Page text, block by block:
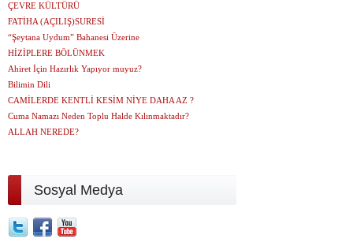
ÇEVRE KÜLTÜRÜ
FATİHA (AÇILIŞ)SURESİ
“Şeytana Uydum” Bahanesi Üzerine
HİZİPLERE BÖLÜNMEK
Ahiret İçin Hazırlık Yapıyor muyuz?
Bilimin Dili
CAMİLERDE KENTLİ KESİM NİYE DAHA AZ ?
Cuma Namazı Neden Toplu Halde Kılınmaktadır?
ALLAH NEREDE?
Sosyal Medya